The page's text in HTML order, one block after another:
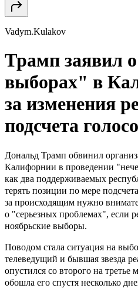
Vadym.Kulakov
Трамп заявил
выборах" в
за изменения
подсчета
Дональд Трамп обвинил
Калифорнии в проведении
как два поддерживаемых
терять позиции по мере
за происходящим нужно
о "серьезных проблемах", если
ноябрьские выборы.
Поводом стала ситуация на
телеведущий и бывшая звезда
опустился со второго на
обошла его спустя несколько